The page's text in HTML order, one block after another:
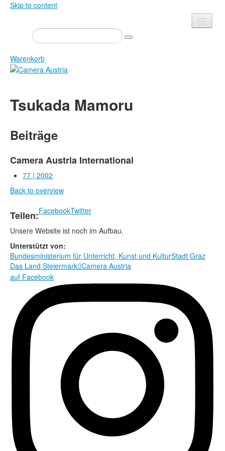
Skip to content
Presse
Veranstaltungen
Newsletter
Über uns
Shop
Datenschutz
Mediadaten
Warenkorb
Zeitschrift
Bücher
Edition
Bibliothek
Camera Austria Preis
Fotoarchiv Pierre Bourdieu
Rechtliche Informationen
Tsukada Mamoru
Beiträge
Camera Austria International
77 | 2002
Back to overview
Teilen:FacebookTwitter
Unsere Website ist noch im Aufbau.
Unterstützt von:
Bundesministerium für Unterricht, Kunst und KulturStadt Graz
Das Land SteiermarkCamera Austria
auf Facebook